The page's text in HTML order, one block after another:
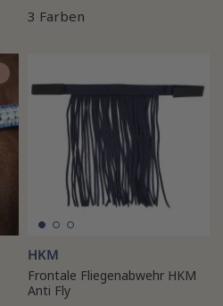
3 Farben
HKM
Frontale Fliegenabwehr HKM
Anti Fly